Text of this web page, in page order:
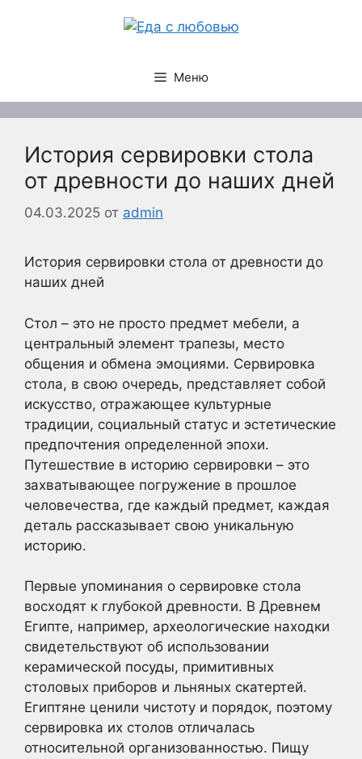
Меню
История сервировки стола
от древности до наших дней
04.03.2025 от admin
История сервировки стола от древности до
наших дней
Стол – это не просто предмет мебели, а
центральный элемент трапезы, место
общения и обмена эмоциями. Сервировка
стола, в свою очередь, представляет собой
искусство, отражающее культурные
традиции, социальный статус и эстетические
предпочтения определенной эпохи.
Путешествие в историю сервировки – это
захватывающее погружение в прошлое
человечества, где каждый предмет, каждая
деталь рассказывает свою уникальную
историю.
Первые упоминания о сервировке стола
восходят к глубокой древности. В Древнем
Египте, например, археологические находки
свидетельствуют об использовании
керамической посуды, примитивных
столовых приборов и льняных скатертей.
Египтяне ценили чистоту и порядок, поэтому
сервировка их столов отличалась
относительной организованностью. Пищу